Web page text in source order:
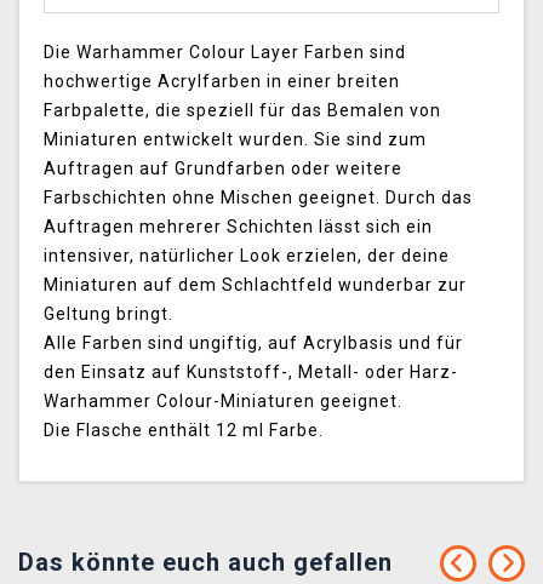
Die Warhammer Colour Layer Farben sind
hochwertige Acrylfarben in einer breiten
Farbpalette, die speziell für das Bemalen von
Miniaturen entwickelt wurden. Sie sind zum
Auftragen auf Grundfarben oder weitere
Farbschichten ohne Mischen geeignet. Durch das
Auftragen mehrerer Schichten lässt sich ein
intensiver, natürlicher Look erzielen, der deine
Miniaturen auf dem Schlachtfeld wunderbar zur
Geltung bringt.
Alle Farben sind ungiftig, auf Acrylbasis und für
den Einsatz auf Kunststoff-, Metall- oder Harz-
Warhammer Colour-Miniaturen geeignet.
Die Flasche enthält 12 ml Farbe.
Das könnte euch auch gefallen